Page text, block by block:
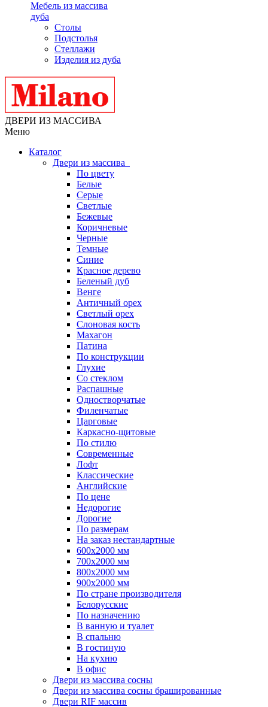
Мебель из массива
дуба
Столы
Подстолья
Стеллажи
Изделия из дуба
ДВЕРИ ИЗ МАССИВА
Меню
Каталог
Двери из массива
По цвету
Белые
Серые
Светлые
Бежевые
Коричневые
Черные
Темные
Синие
Красное дерево
Беленый дуб
Венге
Античный орех
Светлый орех
Слоновая кость
Махагон
Патина
По конструкции
Глухие
Со стеклом
Распашные
Одностворчатые
Филенчатые
Царговые
Каркасно-щитовые
По стилю
Современные
Лофт
Классические
Английские
По цене
Недорогие
Дорогие
По размерам
На заказ нестандартные
600х2000 мм
700х2000 мм
800х2000 мм
900х2000 мм
По стране производителя
Белорусские
По назначению
В ванную и туалет
В спальню
В гостиную
На кухню
В офис
Двери из массива сосны
Двери из массива сосны брашированные
Двери RIF массив